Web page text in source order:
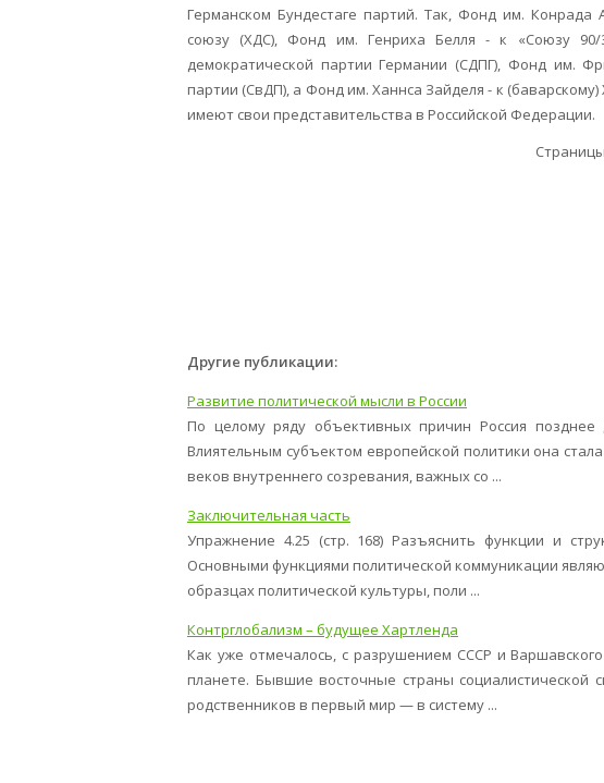
Германском Бундестаге партий. Так, Фонд им. Конрада
союзу (ХДС), Фонд им. Генриха Белля - к «Союзу
демократической партии Германии (СДПГ), Фонд им.
партии (СвДП), а Фонд им. Ханнса Зайделя - к
имеют свои представительства в Российской Федерации.
Другие публикации:
Развитие политической мысли в России
По целому ряду объективных причин Россия позднее
Влиятельным субъектом европейской политики она
веков внутреннего созревания, важных со ...
Заключительная часть
Упражнение 4.25 (стр. 168) Разъяснить функции и
Основными функциями политической коммуникации
образцах политической культуры, поли ...
Контрглобализм – будущее Хартленда
Как уже отмечалось, с разрушением СССР и
планете. Бывшие восточные страны
родственников в первый мир — в систему ...